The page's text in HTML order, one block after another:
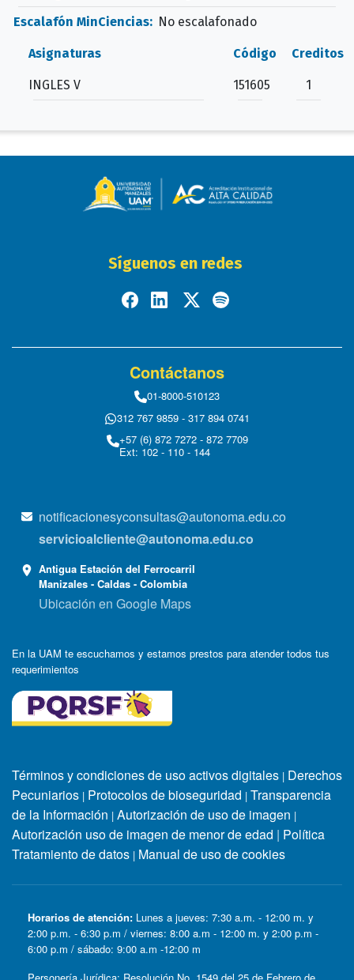
Escalafón MinCiencias: No escalafonado
Asignaturas Código Creditos
INGLES V 151605 1
Síguenos en redes
Contáctanos
01-8000-510123
312 767 9859 - 317 894 0741
+57 (6) 872 7272 - 872 7709
Ext: 102 - 110 - 144
notificacionesyconsultas@autonoma.edu.co
servicioalcliente@autonoma.edu.co
Antigua Estación del Ferrocarril
Manizales - Caldas - Colombia
Ubicación en Google Maps
En la UAM te escuchamos y estamos prestos para atender todos tus
requerimientos
Términos y condiciones de uso activos digitales | Derechos
Pecuniarios | Protocolos de bioseguridad | Transparencia
de la Información | Autorización de uso de imagen |
Autorización uso de imagen de menor de edad | Política
Tratamiento de datos | Manual de uso de cookies
Horarios de atención: Lunes a jueves: 7:30 a.m. - 12:00 m. y
2:00 p.m. - 6:30 p.m / viernes: 8:00 a.m - 12:00 m. y 2:00 p.m -
6:00 p.m / sábado: 9:00 a.m -12:00 m